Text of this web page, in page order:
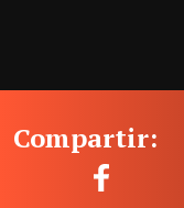
Compartir: